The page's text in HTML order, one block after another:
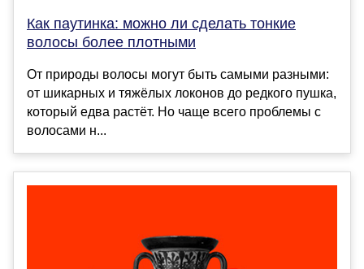
Как паутинка: можно ли сделать тонкие
волосы более плотными
От природы волосы могут быть самыми разными:
от шикарных и тяжёлых локонов до редкого пушка,
который едва растёт. Но чаще всего проблемы с
волосами н...